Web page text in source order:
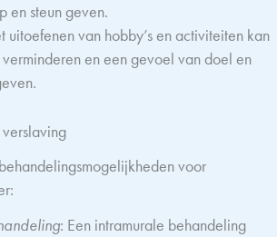
en steun geven.
uitoefenen van hobby’s en activiteiten kan
verminderen en een gevoel van doel en
voor
: Een intramurale behandeling